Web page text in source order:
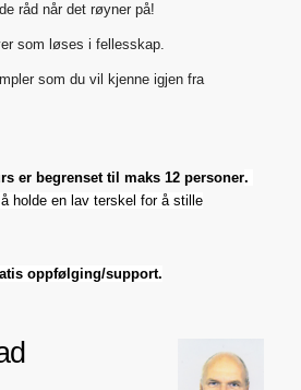
råd når det røyner på!
som løses i fellesskap.
som du vil kjenne igjen fra
er begrenset til maks 12 personer.
holde en lav terskel for å stille
oppfølging/support.